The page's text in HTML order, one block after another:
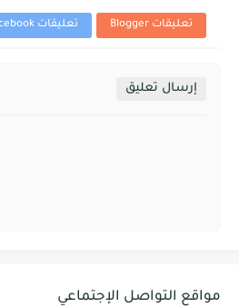
تعليقات Blogger تعليقات Facebook
إرسال تعليق
مواقع التواصل الإجتماعي